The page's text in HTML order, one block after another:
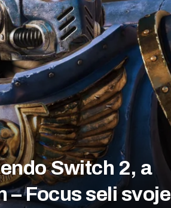
Switch 2, a
– Focus seli svoje